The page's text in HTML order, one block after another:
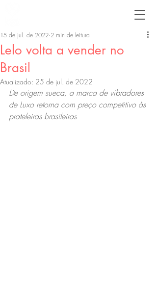
Lelo volta a vender no
Brasil
15 de jul. de 2022 2 min de leitura
Atualizado: 25 de jul. de 2022
De origem sueca, a marca de vibradores
de Luxo retorna com preço competitivo às
prateleiras brasileiras